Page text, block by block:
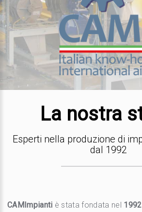
La nostra
Esperti nella produzione di
dal 1992
CAMImpianti è stata fondata nel 1992